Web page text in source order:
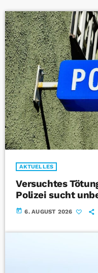
AKTUELLES
Versuchtes
Polizei sucht
today 6. AUGUST 2026